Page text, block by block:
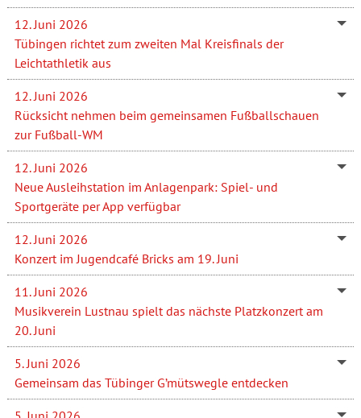
12. Juni 2026
Tübingen richtet zum zweiten Mal Kreisfinals der
Leichtathletik aus
12. Juni 2026
Rücksicht nehmen beim gemeinsamen Fußballschauen
zur Fußball-WM
12. Juni 2026
Neue Ausleihstation im Anlagenpark: Spiel- und
Sportgeräte per App verfügbar
12. Juni 2026
Konzert im Jugendcafé Bricks am 19. Juni
11. Juni 2026
Musikverein Lustnau spielt das nächste Platzkonzert am
20. Juni
5. Juni 2026
Gemeinsam das Tübinger G’mütswegle entdecken